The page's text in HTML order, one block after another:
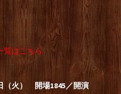
覧はこちら
（火） 開場1845／開演